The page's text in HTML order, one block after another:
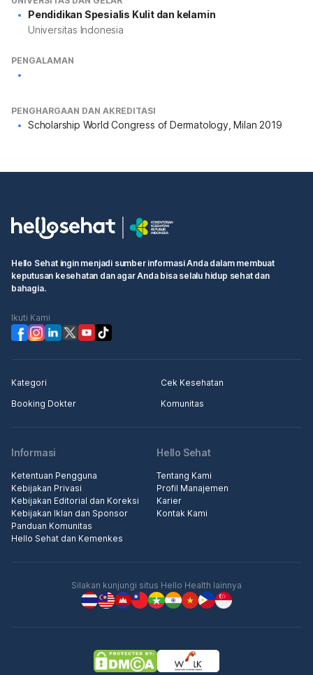
Pendidikan Spesialis Kulit dan kelamin
Universitas Indonesia
PENGALAMAN
PENGHARGAAN DAN AKREDITASI
Scholarship World Congress of Dermatology, Milan 2019
Hello Sehat ingin menjadi sumber informasi Anda dalam membuat
keputusan kesehatan dan agar Anda bisa selalu hidup sehat dan
bahagia.
Ikuti Kami
Kategori
Cek Kesehatan
Booking Dokter
Komunitas
Informasi
Ketentuan Pengguna
Kebijakan Privasi
Kebijakan Editorial dan Koreksi
Kebijakan Iklan dan Sponsor
Panduan Komunitas
Hello Sehat dan Kemenkes
Hello Sehat
Tentang Kami
Profil Manajemen
Karier
Kontak Kami
Silakan kunjungi situs Hello Health lainnya